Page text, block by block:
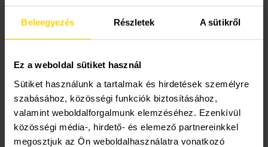
Beleegyezés Részletek A sütikről
Ez a weboldal sütiket használ
Sütiket használunk a tartalmak és hirdetések személyre
szabásához, közösségi funkciók biztosításához,
valamint weboldalforgalmunk elemzéséhez. Ezenkívül
közösségi média-, hirdető- és elemező partnereinkkel
megosztjuk az Ön weboldalhasználatra vonatkozó
Számlafizető ügyfél neve
Számlafizető ügyfél címe
Adószám (opcionális)